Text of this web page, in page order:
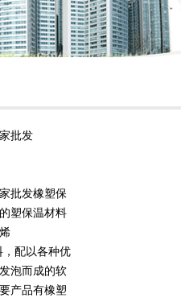
批发
批发橡塑保
塑保温材料
，配以各种优
泡而成的软
产品有橡塑